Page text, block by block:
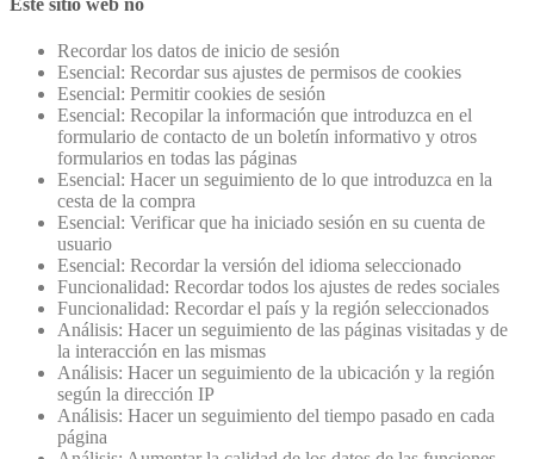
Recordar los datos de inicio de sesión
Esencial: Recordar sus ajustes de permisos de cookies
Esencial: Permitir cookies de sesión
Esencial: Recopilar la información que introduzca en el
formulario de contacto de un boletín informativo y otros
formularios en todas las páginas
Esencial: Hacer un seguimiento de lo que introduzca en la
cesta de la compra
Esencial: Verificar que ha iniciado sesión en su cuenta de
usuario
Esencial: Recordar la versión del idioma seleccionado
Funcionalidad: Recordar todos los ajustes de redes sociales
Funcionalidad: Recordar el país y la región seleccionados
Análisis: Hacer un seguimiento de las páginas visitadas y de
la interacción en las mismas
Análisis: Hacer un seguimiento de la ubicación y la región
según la dirección IP
Análisis: Hacer un seguimiento del tiempo pasado en cada
página